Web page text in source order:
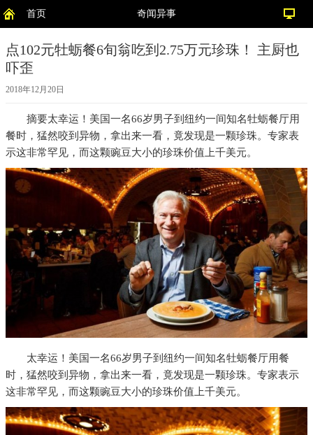
首页 奇闻异事
点102元牡蛎餐6旬翁吃到2.75万元珍珠！ 主厨也
吓歪
2018年12月20日
摘要太幸运！美国一名66岁男子到纽约一间知名牡蛎餐厅用
餐时，猛然咬到异物，拿出来一看，竟发现是一颗珍珠。专家表
示这非常罕见，而这颗豌豆大小的珍珠价值上千美元。
太幸运！美国一名66岁男子到纽约一间知名牡蛎餐厅用餐
时，猛然咬到异物，拿出来一看，竟发现是一颗珍珠。专家表示
这非常罕见，而这颗豌豆大小的珍珠价值上千美元。